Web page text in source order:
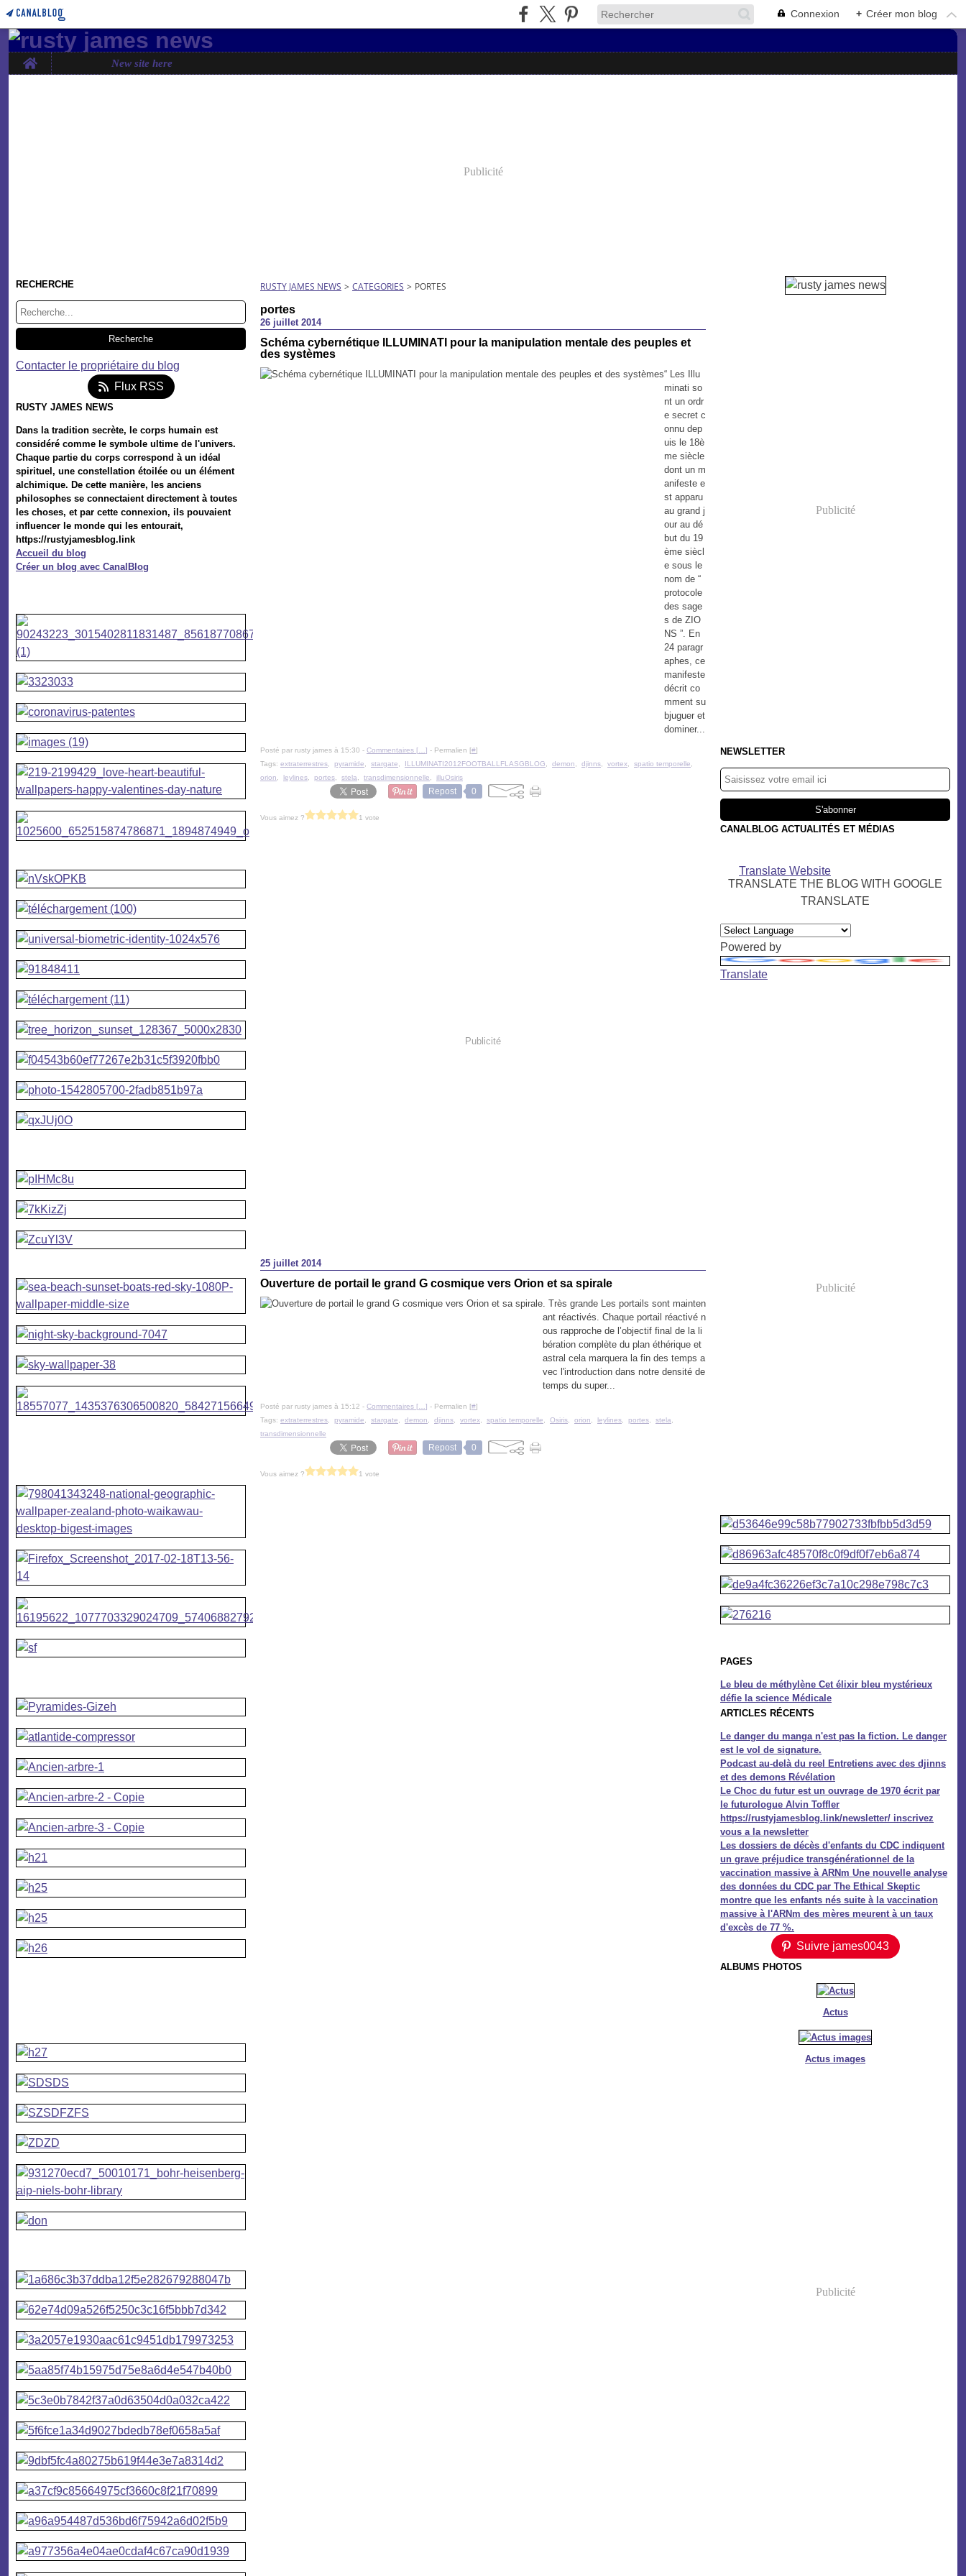
Connexion + Créer mon blog
Home New site here
Publicité
RECHERCHE
Contacter le propriétaire du blog
Flux RSS
RUSTY JAMES NEWS
Dans la tradition secrète, le corps humain est
considéré comme le symbole ultime de l'univers.
Chaque partie du corps correspond à un idéal
spirituel, une constellation étoilée ou un élément
alchimique. De cette manière, les anciens
philosophes se connectaient directement à toutes
les choses, et par cette connexion, ils pouvaient
influencer le monde qui les entourait,
https://rustyjamesblog.link
Accueil du blog
Créer un blog avec CanalBlog
RUSTY JAMES NEWS > CATEGORIES > PORTES
portes
26 juillet 2014
Schéma cybernétique ILLUMINATI pour la manipulation mentale des peuples et
des systèmes
“ Les Illu
minati so
nt un ordr
e secret c
onnu dep
uis le 18è
me siècle
dont un m
anifeste e
st apparu
au grand j
our au dé
but du 19
ème siècl
e sous le
nom de “
protocole
des sage
s de ZIO
NS ”. En
24 paragr
aphes, ce
manifeste
décrit co
mment su
bjuguer et
dominer...
Posté par rusty james à 15:30 - Commentaires [ ] - Permalien [#]
Tags: extraterrestres pyramide stargate ILLUMINATI2012FOOTBALLFLASGBLOG demon djinns vortex spatio temporelle
orion
leylines portes stela transdimensionnelle illuOsiris
Repost 0
Vous aimez ? 1 vote
Publicité
25 juillet 2014
Ouverture de portail le grand G cosmique vers Orion et sa spirale
. Très grande Les portails sont mainten
ant réactivés. Chaque portail réactivé n
ous rapproche de l’objectif final de la li
bération complète du plan éthérique et
astral cela marquera la fin des temps a
vec l'introduction dans notre densité de
temps du super...
Posté par rusty james à 15:12 - Commentaires [ ] - Permalien [#]
Tags: extraterrestres pyramide stargate demon djinns vortex spatio temporelle Osiris orion leylines portes stela
transdimensionnelle
Repost 0
Vous aimez ? 1 vote
Publicité
NEWSLETTER
CANALBLOG ACTUALITÉS ET MÉDIAS
Translate Website
TRANSLATE THE BLOG WITH GOOGLE
TRANSLATE
Powered by
Translate
Publicité
PAGES
Le bleu de méthylène Cet élixir bleu mystérieux
défie la science Médicale
ARTICLES RÉCENTS
Le danger du manga n'est pas la fiction. Le danger
est le vol de signature.
Podcast au-delà du reel Entretiens avec des djinns
et des demons Révélation
Le Choc du futur est un ouvrage de 1970 écrit par
le futurologue Alvin Toffler
https://rustyjamesblog.link/newsletter/ inscrivez
vous a la newsletter
Les dossiers de décès d'enfants du CDC indiquent
un grave préjudice transgénérationnel de la
vaccination massive à ARNm Une nouvelle analyse
des données du CDC par The Ethical Skeptic
montre que les enfants nés suite à la vaccination
massive à l'ARNm des mères meurent à un taux
d'excès de 77 %.
Suivre james0043
ALBUMS PHOTOS
Actus
Actus images
Publicité